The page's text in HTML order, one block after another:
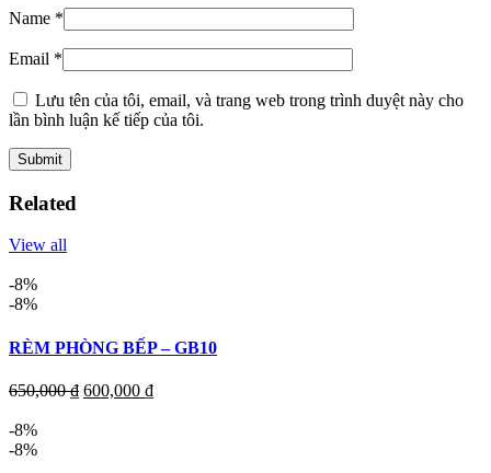
Name *
Email *
Lưu tên của tôi, email, và trang web trong trình duyệt này cho
lần bình luận kế tiếp của tôi.
Related
View all
-8%
-8%
RÈM PHÒNG BẾP – GB10
650,000₫ 600,000 ₫
-8%
-8%